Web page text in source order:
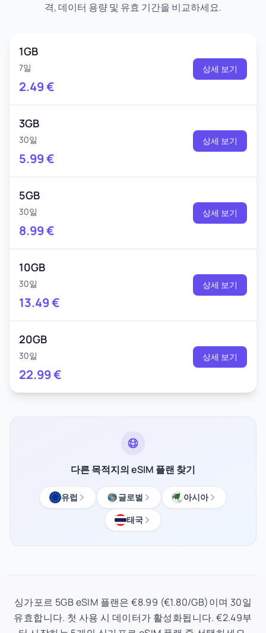
격, 데이터 용량 및 유효 기간을 비교하세요.
1GB
7일
2.49€
상세 보기
3GB
30일
5.99€
상세 보기
5GB
30일
8.99€
상세 보기
10GB
30일
13.49€
상세 보기
20GB
30일
22.99€
상세 보기
다른 목적지의 eSIM 플랜 찾기
유럽 글로벌
아시아
태국
싱가포르 5GB eSIM 플랜은 €8.99 (€1.80/GB)이며 30일
유효합니다. 첫 사용 시 데이터가 활성화됩니다. €2.49부